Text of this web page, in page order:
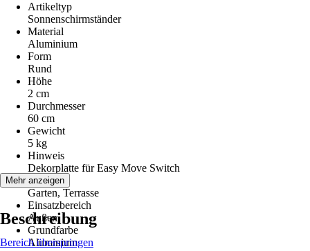
Artikeltyp
Sonnenschirmständer
Material
Aluminium
Form
Rund
Höhe
2 cm
Durchmesser
60 cm
Gewicht
5 kg
Hinweis
Dekorplatte für Easy Move Switch
Räume
Garten, Terrasse
Einsatzbereich
Außen
Grundfarbe
Aluminium
Mehr anzeigen
Beschreibung
Bereich überspringen